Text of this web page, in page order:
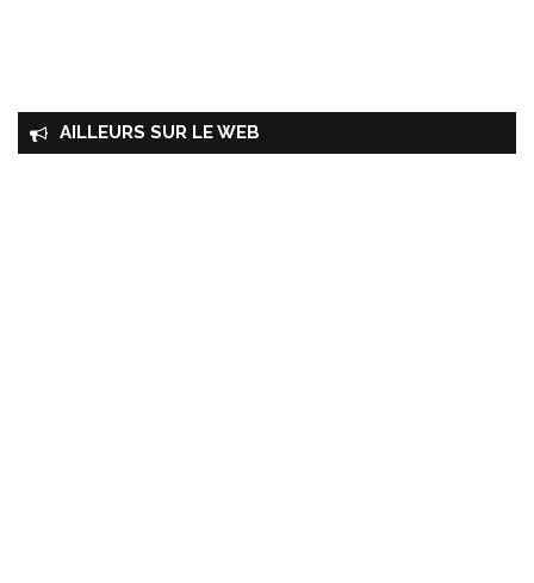
AILLEURS SUR LE WEB